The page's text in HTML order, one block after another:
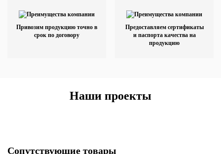
Привозим продукцию точно в
срок по договору
Предоставляем сертификаты
и паспорта качества на
продукцию
Наши проекты
Сопутствующие товары